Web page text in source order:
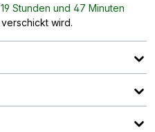
19 Stunden und 47 Minuten
verschickt wird.